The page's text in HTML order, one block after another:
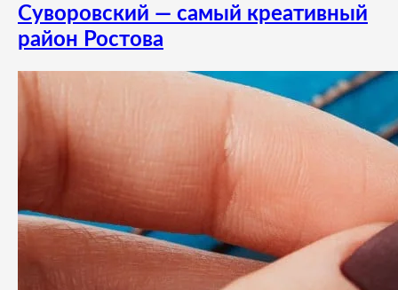
Суворовский — самый креативный
район Ростова